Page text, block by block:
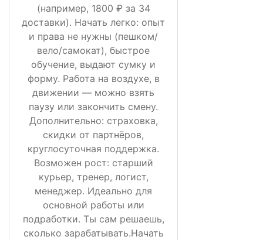
(например, 1800 ₽ за 34
доставки). Начать легко: опыт
и права не нужны (пешком/
вело/самокат), быстрое
обучение, выдают сумку и
форму. Работа на воздухе, в
движении — можно взять
паузу или закончить смену.
Дополнительно: страховка,
скидки от партнёров,
круглосуточная поддержка.
Возможен рост: старший
курьер, тренер, логист,
менеджер. Идеально для
основной работы или
подработки. Ты сам решаешь,
сколько зарабатывать.Начать